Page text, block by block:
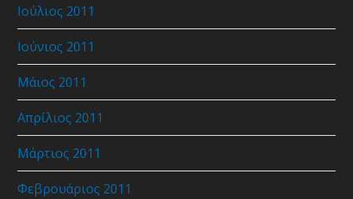
Ιούλιος 2011
Ιούνιος 2011
Μάιος 2011
Απρίλιος 2011
Μάρτιος 2011
Φεβρουάριος 2011